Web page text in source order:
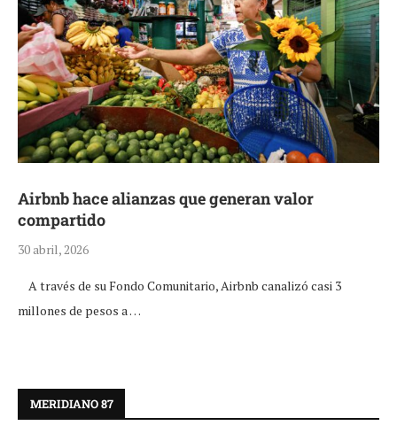
Airbnb hace alianzas que generan valor
compartido
30 abril, 2026
A través de su Fondo Comunitario, Airbnb canalizó casi 3
millones de pesos a …
MERIDIANO 87